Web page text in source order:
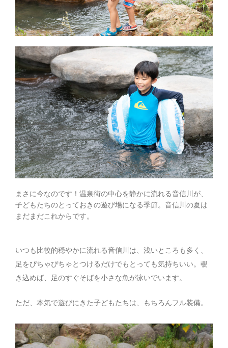
まさに今なのです！温泉街の中心を静かに流れる音信川が、
子どもたちのとっておきの遊び場になる季節。音信川の夏は
まだまだこれからです。
いつも比較的穏やかに流れる音信川は、浅いところも多く、
足をぴちゃぴちゃとつけるだけでもとっても気持ちいい。覗
き込めば、足のすぐそばを小さな魚が泳いでいます。
ただ、本気で遊びにきた子どもたちは、もちろんフル装備。